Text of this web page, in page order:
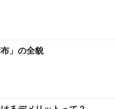
」の全貌